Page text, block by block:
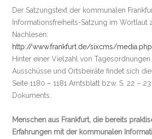
Der Satzungstext der kommunalen
Informationsfreiheits-Satzung im Wortlaut
Nachlesen:
http://www.frankfurt.de/sixcms/
Hinter einer Vielzahl von
Ausschüsse und Ortsbeiräte findet sich
Seite 1180 – 1181 Amtsblatt bzw. S. 22 –
Dokuments.
Menschen aus Frankfurt, die bereits
Erfahrungen mit der kommunalen